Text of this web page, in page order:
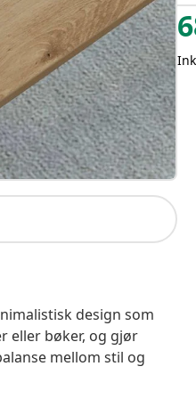
design som
eller bøker, og gjør
mellom stil og